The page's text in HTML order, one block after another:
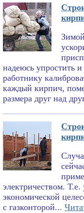
надеюсь упростить
работнику
каждый кирпич,
размера друг над
электричеством.
экономической
с газконторой...